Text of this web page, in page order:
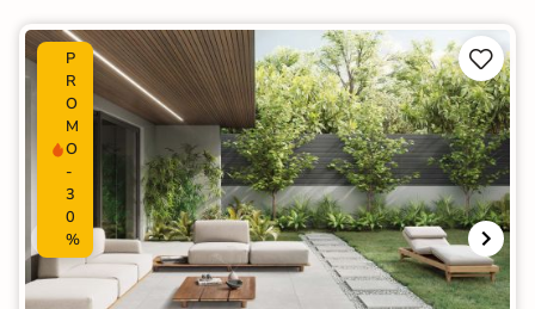
P
R
O
M
O
-
3
0
%

